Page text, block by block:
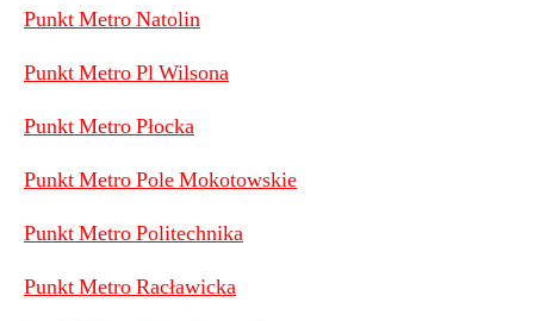
Punkt Metro Natolin
Punkt Metro Pl Wilsona
Punkt Metro Płocka
Punkt Metro Pole Mokotowskie
Punkt Metro Politechnika
Punkt Metro Racławicka